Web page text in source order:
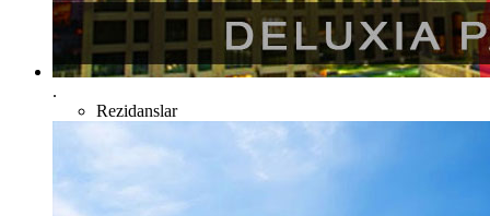
.
Rezidanslar